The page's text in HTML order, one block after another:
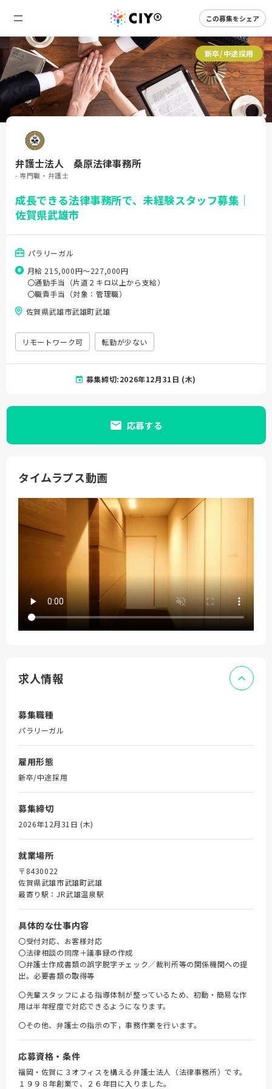
この募集をシェア
新卒/中途採用
弁護士法人 桑原法律事務所
- 専門職・弁護士
成長できる法律事務所で、未経験スタッフ募集｜
佐賀県武雄市
パラリーガル
月給 215,000円〜227,000円
〇通勤手当（片道２キロ以上から支給）
〇職責手当（対象：管理職）
佐賀県武雄市武雄町武雄
リモートワーク可 転勤が少ない
募集締切:2026年12月31日 (木)
応募する
タイムラプス動画
求人情報
募集職種
パラリーガル
雇用形態
新卒/中途採用
募集締切
2026年12月31日 (木)
就業場所
〒8430022
佐賀県武雄市武雄町武雄
最寄り駅：JR武雄温泉駅
具体的な仕事内容
〇受付対応、お客様対応
〇法律相談の同席＋議事録の作成
〇弁護士作成書類の誤字脱字チェック／裁判所等の関係機関への提
出。必要書類の取得等
〇先輩スタッフによる指導体制が整っているため、初動・簡易な作
用は半年程度で対応できるようになります。
〇その他、弁護士の指示の下，事務作業を行います。
応募資格・条件
福岡・佐賀に３オフィスを構える弁護士法人（法律事務所）です。
１９９８年創業で、２６年目に入りました。